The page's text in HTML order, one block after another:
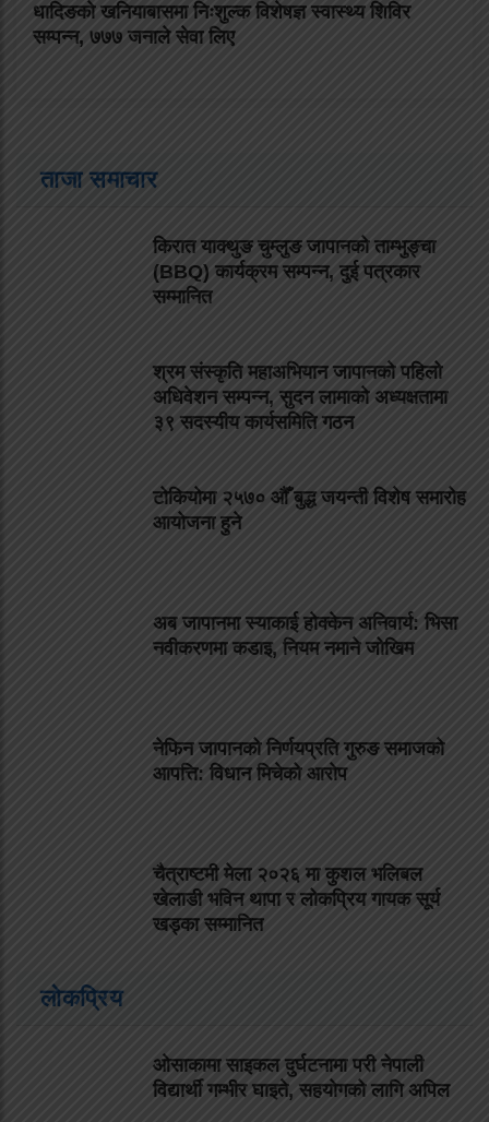
धादिङको खनियाबासमा निःशुल्क विशेषज्ञ स्वास्थ्य शिविर
सम्पन्न, ७७७ जनाले सेवा लिए
ताजा समाचार
किरात याक्थुङ चुम्लुङ जापानको ताम्भुङ्चा
(BBQ) कार्यक्रम सम्पन्न, दुई पत्रकार
सम्मानित
श्रम संस्कृति महाअभियान जापानको पहिलो
अधिवेशन सम्पन्न, सुदन लामाको अध्यक्षतामा
३९ सदस्यीय कार्यसमिति गठन
टोकियोमा २५७० औँ बुद्ध जयन्ती विशेष समारोह
आयोजना हुने
अब जापानमा स्याकाई होक्केन अनिवार्य: भिसा
नवीकरणमा कडाइ, नियम नमाने जोखिम
नेफिन जापानको निर्णयप्रति गुरुङ समाजको
आपत्ति: विधान मिचेको आरोप
चैत्राष्टमी मेला २०२६ मा कुशल भलिबल
खेलाडी भविन थापा र लोकप्रिय गायक सूर्य
खड्का सम्मानित
लोकप्रिय
ओसाकामा साइकल दुर्घटनामा परी नेपाली
विद्यार्थी गम्भीर घाइते, सहयोगको लागि अपिल